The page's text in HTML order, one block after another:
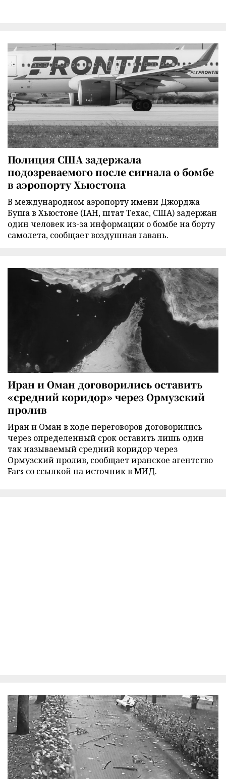
Полиция США задержала
подозреваемого после сигнала о бомбе
в аэропорту Хьюстона
В международном аэропорту имени Джорджа
Буша в Хьюстоне (IAH, штат Техас, США) задержан
один человек из-за информации о бомбе на борту
самолета, сообщает воздушная гавань.
Иран и Оман договорились оставить
«средний коридор» через Ормузский
пролив
Иран и Оман в ходе переговоров договорились
через определенный срок оставить лишь один
так называемый средний коридор через
Ормузский пролив, сообщает иранское агентство
Fars со ссылкой на источник в МИД.